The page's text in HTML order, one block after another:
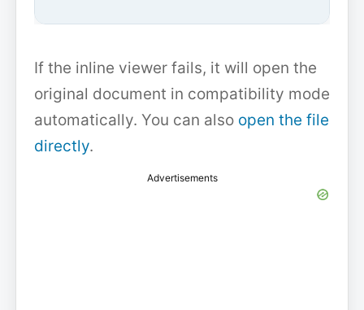
If the inline viewer fails, it will open the
original document in compatibility mode
automatically. You can also open the file
directly.
Advertisements